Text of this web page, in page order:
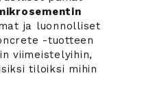
ja luonnolliset
-tuotteen
viimeistelyihin,
tiloiksi mihin